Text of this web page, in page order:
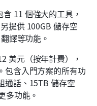
11 個強大的工具，
提供 100GB 儲存空
譯等功能。
美元（按年計費），
包含入門方案的所有功
通話、15TB 儲存空
多功能。